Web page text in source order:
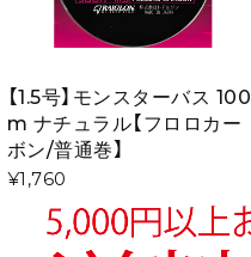
【1.5号】モンスターバス 100
m ナチュラル【フロロカー
ボン/普通巻】
¥1,760